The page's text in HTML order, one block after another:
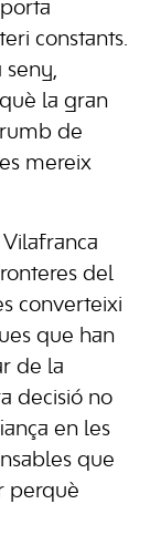
constants.
seny,
la gran
de
mereix
del
converteixi
que han
de la
decisió no
en les
que
perquè